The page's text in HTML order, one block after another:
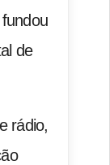
de
rádio,